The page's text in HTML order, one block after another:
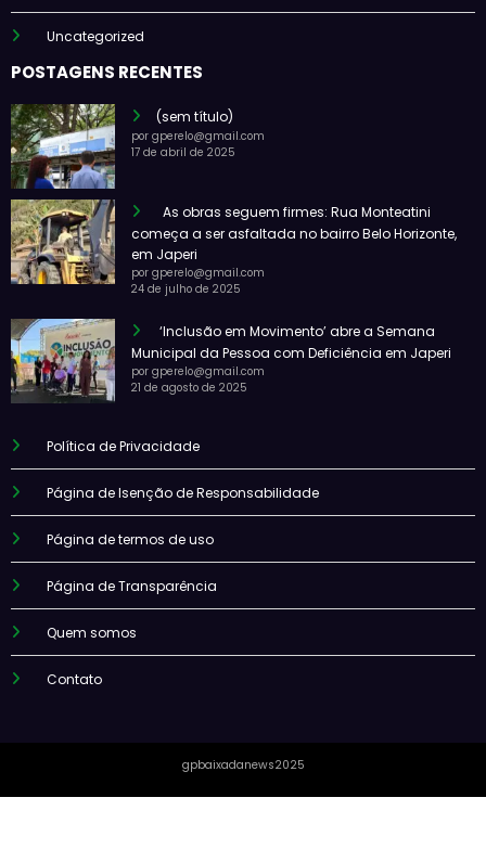
Uncategorized
POSTAGENS RECENTES
(sem título)
por gperelo@gmail.com
17 de abril de 2025
As obras seguem firmes: Rua Monteatini
começa a ser asfaltada no bairro Belo Horizonte,
em Japeri
por gperelo@gmail.com
24 de julho de 2025
‘Inclusão em Movimento’ abre a Semana
Municipal da Pessoa com Deficiência em Japeri
por gperelo@gmail.com
21 de agosto de 2025
Política de Privacidade
Página de Isenção de Responsabilidade
Página de termos de uso
Página de Transparência
Quem somos
Contato
gpbaixadanews2025